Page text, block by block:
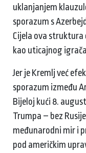
uklanjanjem
sporazum s
Cijela ova struktura
kao uticajnog
Jer je Kremlj već
sporazum između
Bijeloj kući 8.
Trumpa – bez
međunarodni mir i
pod američkim